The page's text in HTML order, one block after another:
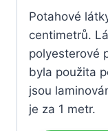
Potahové
centimetrů.
polyesterové
byla použita
jsou
je za 1 metr.